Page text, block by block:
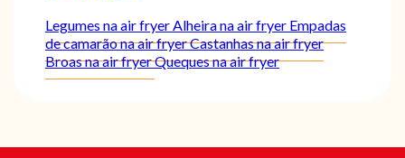
Legumes na air fryerAlheira na air fryer Empadas
de camarão na air fryerCastanhas na air fryer
Broas na air fryerQueques na air fryer